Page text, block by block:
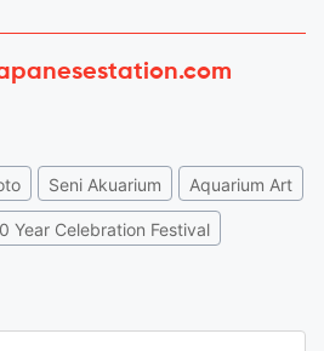
Seni Akuarium Aquarium Art
Year Celebration Festival